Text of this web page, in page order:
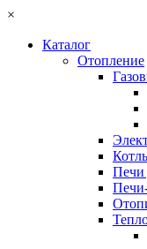
×
Каталог
Отопление
Печи